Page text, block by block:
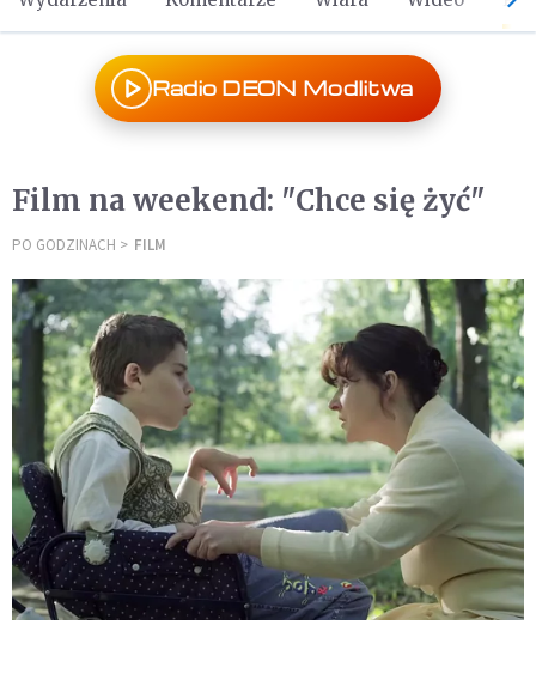
Radio DEON Modlitwa
Film na weekend: "Chce się żyć"
PO GODZINACH FILM